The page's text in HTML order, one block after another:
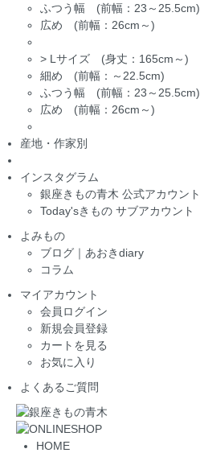
ふつう幅 (前幅：23～25.5cm)
広め (前幅：26cm～)
> Lサイズ (身丈：165cm～)
細め (前幅：～22.5cm)
ふつう幅 (前幅：23～25.5cm)
広め (前幅：26cm～)
産地・作家別
インスタグラム
銀座きもの青木 公式アカウント
Today'sきもの サブアカウント
よみもの
ブログ｜あおきdiary
コラム
マイアカウント
会員ログイン
新規会員登録
カートを見る
お気に入り
よくあるご質問
HOME